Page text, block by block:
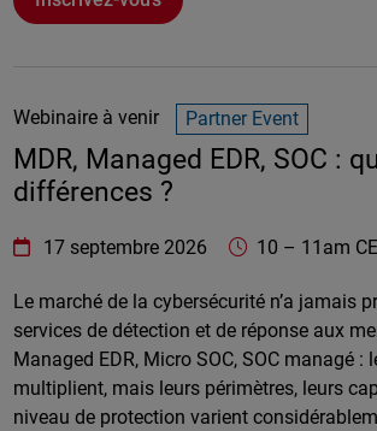
Webinaire à venir Partner Event
MDR, Managed EDR, SOC :
différences ?
WatchGuard Technologies https://
17 septembre 2026 10 – 11am
Le marché de la cybersécurité n’a jamais
services de détection et de réponse aux
Managed EDR, Micro SOC, SOC managé :
multiplient, mais leurs périmètres, leurs
niveau de protection varient